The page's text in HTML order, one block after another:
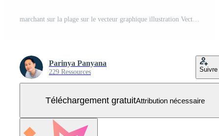
marchant sur la plage sur le vecteur graphique illustration Vecteur Gratuit
Parinya Panyana
229 Ressources Suivre
Téléchargement gratuitAttribution nécessaire